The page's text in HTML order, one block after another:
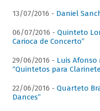
13/07/2016 - Daniel
06/07/2016 - Quinteto
Carioca de Concerto”
29/06/2016 - Luis Afonso
“Quintetos para
22/06/2016 - Quarteto
Dances”